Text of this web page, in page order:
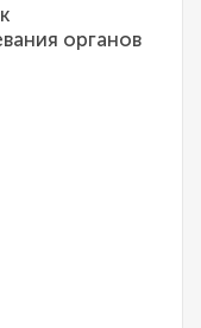
органов